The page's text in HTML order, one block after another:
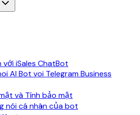
iSales ChatBot
AI Bot voi Telegram Business
và Tính bảo mật
nói cá nhân của bot